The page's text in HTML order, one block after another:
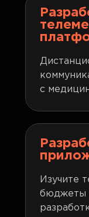
с
Изучите
бюджеты